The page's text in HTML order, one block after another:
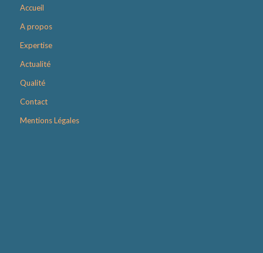
Accueil
A propos
Expertise
Actualité
Qualité
Contact
Mentions Légales